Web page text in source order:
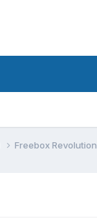
Freebox Revolution